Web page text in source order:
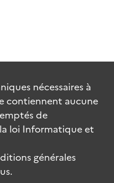
nécessaires à
contiennent aucune
de
loi Informatique et
générales